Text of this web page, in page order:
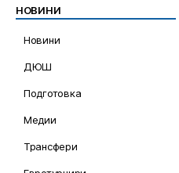
НОВИНИ
Новини
ДЮШ
Подготовка
Медии
Трансфери